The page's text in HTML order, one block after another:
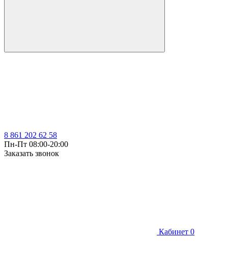
8 861 202 62 58
Пн-Пт 08:00-20:00
Заказать звонок
Кабинет 0